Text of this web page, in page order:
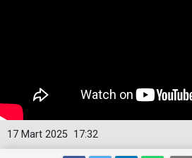
17:32
17 Mart 2025